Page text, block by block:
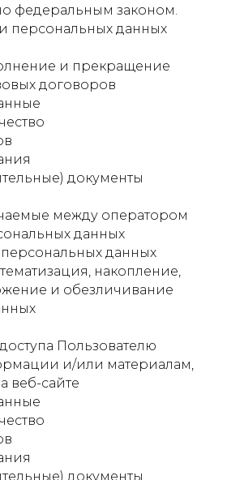
федеральным законом.
персональных данных
и прекращение
договоров
документы
между оператором
данных
данных
накопление,
и обезличивание
Пользователю
и/или материалам,
веб-сайте
документы